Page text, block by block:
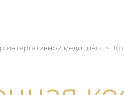
интергативной медицины